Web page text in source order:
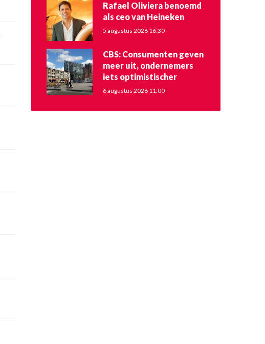
Rafael Oliviera benoemd
als ceo van Heineken
5 augustus 2026 16:30
CBS: Consumenten geven
meer uit, ondernemers
iets optimistischer
6 augustus 2026 11:00